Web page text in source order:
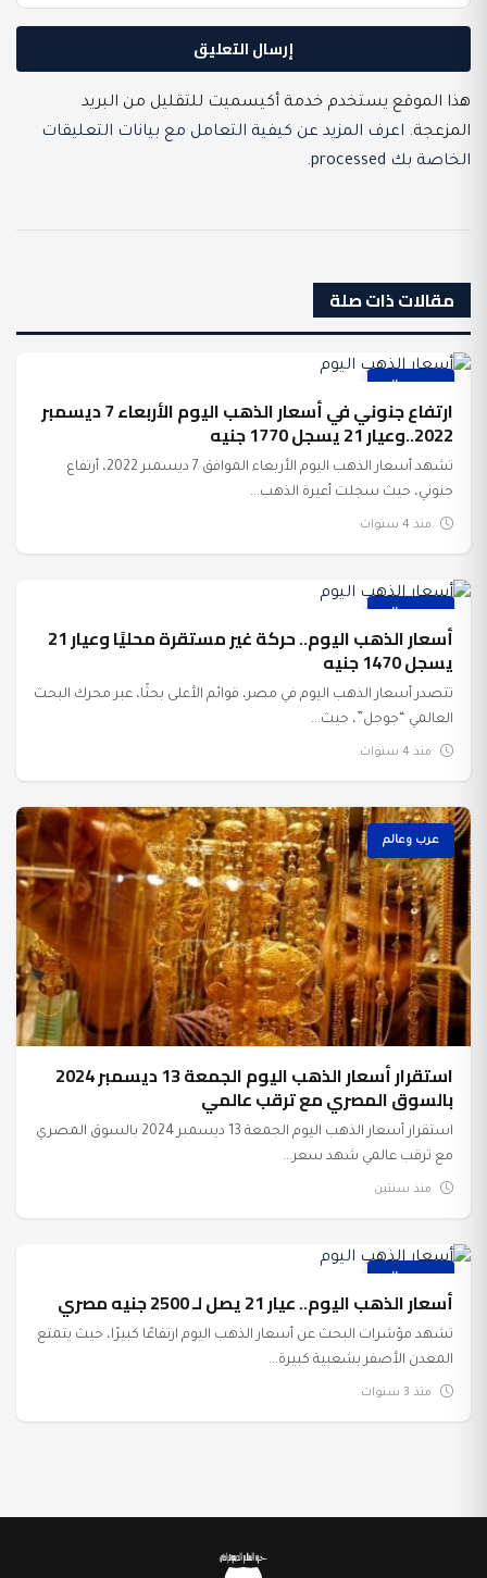
هذا الموقع يستخدم خدمة أكيسميت للتقليل من البريد
المزعجة. اعرف المزيد عن كيفية التعامل مع بيانات التعليقات
الخاصة بك processed
.
مقالات ذات صلة
ارتفاع جنوني في أسعار الذهب اليوم الأربعاء 7 ديسمبر
2022..وعيار 21 يسجل 1770 جنيه
تشهد أسعار الذهب اليوم الأربعاء الموافق 7 ديسمبر 2022، أرتفاع
جنوني، حيث سجلت أعيرة الذهب...
منذ 4 سنوات
أسعار الذهب اليوم.. حركة غير مستقرة محليًا وعيار 21
يسجل 1470 جنيه
تتصدر أسعار الذهب اليوم في مصر، قوائم الأعلى بحثًا، عبر محرك البحث
العالمي “جوجل”، حيث...
منذ 4 سنوات
عرب وعالم
استقرار أسعار الذهب اليوم الجمعة 13 ديسمبر 2024
بالسوق المصري مع ترقب عالمي
استقرار أسعار الذهب اليوم الجمعة 13 ديسمبر 2024 بالسوق المصري
مع ترقب عالمي شهد سعر...
منذ سنتين
أسعار الذهب اليوم.. عيار 21 يصل لـ 2500 جنيه مصري
تشهد مؤشرات البحث عن أسعار الذهب اليوم ارتفاعًا كبيرًا، حيث يتمتع
المعدن الأصفر بشعبية كبيرة...
منذ 3 سنوات